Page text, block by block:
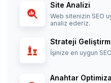
Site Analizi
Web sitenizin SEO
analiz ederiz.
Strateji
İşinize en uygun
Anahtar